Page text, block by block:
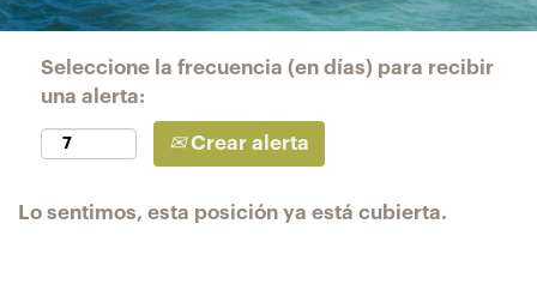
Seleccione la frecuencia (en días) para recibir
una alerta:
Crear alerta
Lo sentimos, esta posición ya está cubierta.